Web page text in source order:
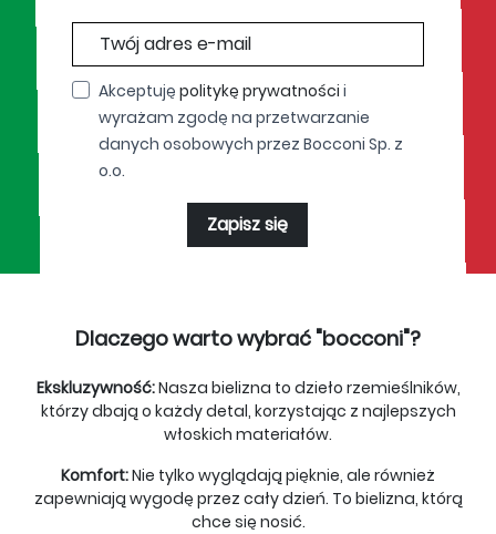
Akceptujępolitykę prywatności i
wyrażam zgodę na przetwarzanie
danych osobowych przez Bocconi Sp. z
o.o.
Zapisz się
Dlaczego warto wybrać "bocconi"?
Ekskluzywność:Nasza bielizna to dzieło rzemieślników,
którzy dbają o każdy detal, korzystając z najlepszych
włoskich materiałów.
Komfort:Nie tylko wyglądają pięknie, ale również
zapewniają wygodę przez cały dzień. To bielizna, którą
chce się nosić.